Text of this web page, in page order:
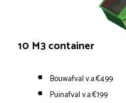
10 M3 container
Bouwafval v.a.€499
Puinafval v.a.€199